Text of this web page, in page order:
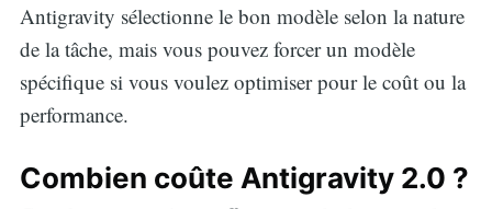
Antigravity sélectionne le bon modèle selon la nature
de la tâche, mais vous pouvez forcer un modèle
spécifique si vous voulez optimiser pour le coût ou la
performance.
Combien coûte Antigravity 2.0 ?